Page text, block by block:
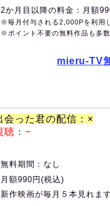
2か月目以降の料金：月額
※毎月付与される2,000Pを利用
※ポイント不要の無料作品も多数
mieru-TV
会った君の配信：×
聴：−
無料期間：なし
月額990円(税込)
新作映画が毎月５本見れま